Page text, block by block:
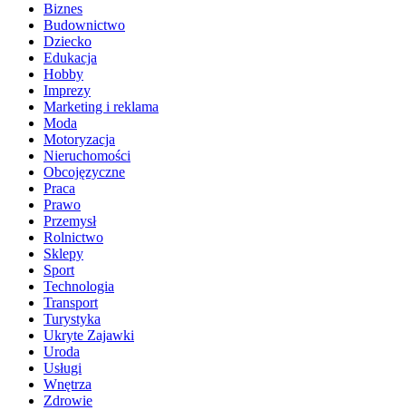
Biznes
Budownictwo
Dziecko
Edukacja
Hobby
Imprezy
Marketing i reklama
Moda
Motoryzacja
Nieruchomości
Obcojęzyczne
Praca
Prawo
Przemysł
Rolnictwo
Sklepy
Sport
Technologia
Transport
Turystyka
Ukryte Zajawki
Uroda
Usługi
Wnętrza
Zdrowie